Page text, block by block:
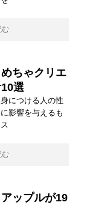
む
ちゃクリエ
選
につける人の性
影響を与えるも
む
アップルが19